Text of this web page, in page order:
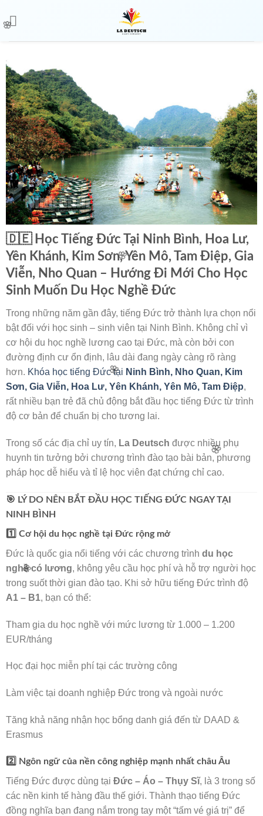
🌸
🌸
🌸
🌸
🇩🇪 Học Tiếng Đức Tại Ninh Bình, Hoa Lư,
Yên Khánh, Kim Sơn, Yên Mô, Tam Điệp, Gia
Viễn, Nho Quan – Hướng Đi Mới Cho Học
Sinh Muốn Du Học Nghề Đức
Trong những năm gần đây, tiếng Đức trở thành lựa chọn nổi
bật đối với học sinh – sinh viên tại Ninh Bình. Không chỉ vì
cơ hội du học nghề lương cao tại Đức, mà còn bởi con
đường định cư ổn định, lâu dài đang ngày càng rõ ràng
hơn. Khóa học tiếng Đức tại Ninh Bình, Nho Quan, Kim
Sơn, Gia Viễn, Hoa Lư, Yên Khánh, Yên Mô, Tam Điệp,
rất nhiều bạn trẻ đã chủ động bắt đầu học tiếng Đức từ trình
độ cơ bản để chuẩn bị cho tương lai.
Trong số các địa chỉ uy tín, La Deutsch được nhiều phụ
huynh tin tưởng bởi chương trình đào tạo bài bản, phương
pháp học dễ hiểu và tỉ lệ học viên đạt chứng chỉ cao.
🎯 LÝ DO NÊN BẮT ĐẦU HỌC TIẾNG ĐỨC NGAY TẠI
NINH BÌNH
1️⃣ Cơ hội du học nghề tại Đức rộng mở
Đức là quốc gia nổi tiếng với các chương trình du học
nghề có lương, không yêu cầu học phí và hỗ trợ người học
trong suốt thời gian đào tạo. Khi sở hữu tiếng Đức trình độ
A1 – B1, bạn có thể:
Tham gia du học nghề với mức lương từ 1.000 – 1.200
EUR/tháng
Học đại học miễn phí tại các trường công
Làm việc tại doanh nghiệp Đức trong và ngoài nước
Tăng khả năng nhận học bổng danh giá đến từ DAAD &
Erasmus
2️⃣ Ngôn ngữ của nền công nghiệp mạnh nhất châu Âu
Tiếng Đức được dùng tại Đức – Áo – Thụy Sĩ, là 3 trong số
các nền kinh tế hàng đầu thế giới. Thành thạo tiếng Đức
đồng nghĩa bạn đang nắm trong tay một “tấm vé giá trị” để